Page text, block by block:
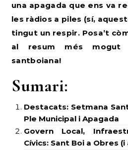
una apagada que ens va
les ràdios a piles (sí,
tingut un respir. Posa’t
al resum més mogut
santboiana!
Sumari:
Destacats: Setmana
Ple Municipal i Apagada
Govern Local,
Cívics: Sant Boi a Obres